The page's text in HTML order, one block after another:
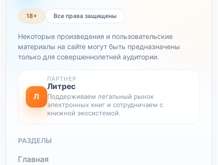
18+ Все права защищены
Некоторые произведения и пользовательские
материалы на сайте могут быть предназначены
только для совершеннолетней аудитории.
Л
ПАРТНЕР
Литрес
Поддерживаем легальный рынок
электронных книг и сотрудничаем с
книжной экосистемой.
РАЗДЕЛЫ
Главная